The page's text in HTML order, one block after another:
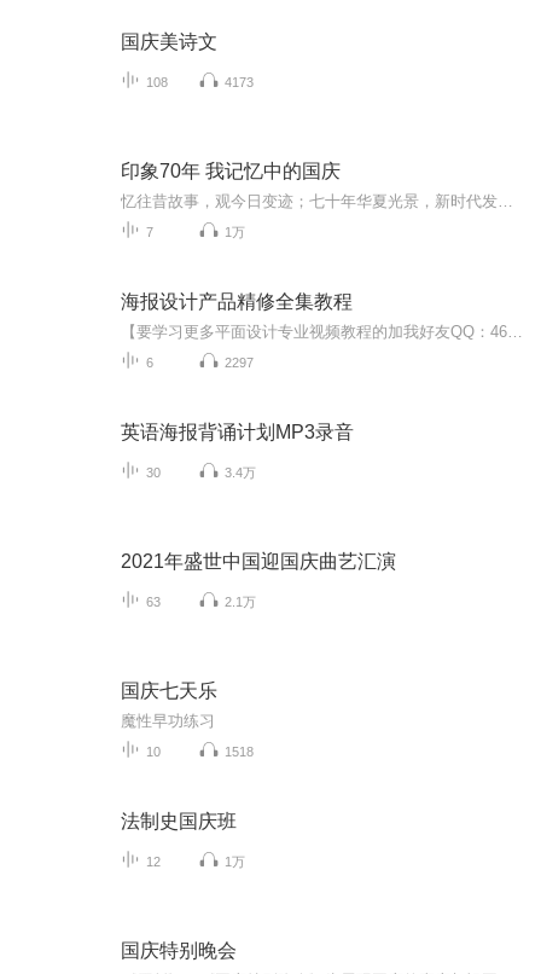
国庆美诗文
108 4173
印象70年 我记忆中的国庆
7 1万
海报设计产品精修全集教程
6 2297
英语海报背诵计划MP3录音
30 3.4万
2021年盛世中国迎国庆曲艺汇演
63 2.1万
国庆七天乐
魔性早功练习
10 1518
法制史国庆班
12 1万
国庆特别晚会